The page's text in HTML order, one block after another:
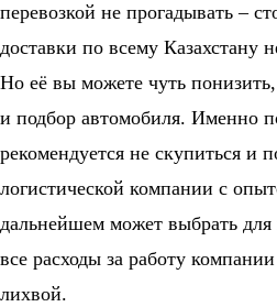
перевозкой не прогадывать –
доставки по всему Казахстану
Но её вы можете чуть
и подбор автомобиля. Именно
рекомендуется не скупиться и
логистической компании с
дальнейшем может выбрать
все расходы за работу
лихвой.